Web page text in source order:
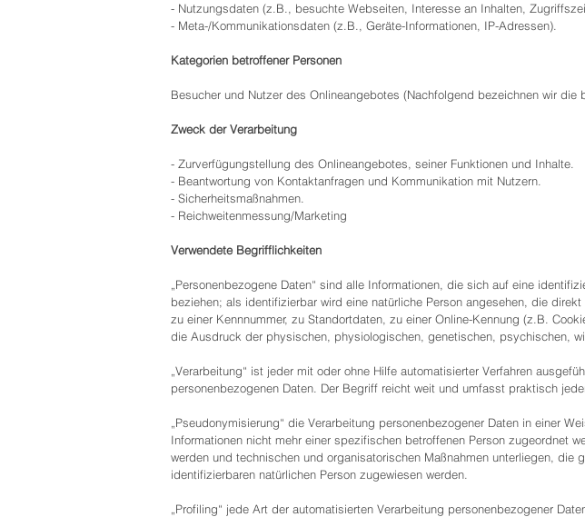
- Nutzungsdaten (z.B., besuchte Webseiten, Interesse an Inhalten,
- Meta-/Kommunikationsdaten (z.B., Geräte-Informationen, IP-Adressen).
Kategorien betroffener Personen
Besucher und Nutzer des Onlineangebotes (Nachfolgend bezeichnen wir die
Zweck der Verarbeitung
- Zurverfügungstellung des Onlineangebotes, seiner Funktionen und Inhalte.
- Beantwortung von Kontaktanfragen und Kommunikation mit Nutzern.
- Sicherheitsmaßnahmen.
- Reichweitenmessung/Marketing
Verwendete Begrifflichkeiten
„Personenbezogene Daten“ sind alle Informationen, die sich auf eine
beziehen; als identifizierbar wird eine natürliche Person angesehen, die
zu einer Kennnummer, zu Standortdaten, zu einer Online-Kennung (z.B.
die Ausdruck der physischen, physiologischen, genetischen, psychischen,
„Verarbeitung“ ist jeder mit oder ohne Hilfe automatisierter Verfahren
personenbezogenen Daten. Der Begriff reicht weit und umfasst praktisch
„Pseudonymisierung“ die Verarbeitung personenbezogener Daten in einer
Informationen nicht mehr einer spezifischen betroffenen Person zugeordnet
werden und technischen und organisatorischen Maßnahmen unterliegen,
identifizierbaren natürlichen Person zugewiesen werden.
„Profiling“ jede Art der automatisierten Verarbeitung personenbezogener